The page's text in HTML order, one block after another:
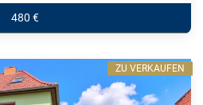
480 €
ZU VERKAUFEN